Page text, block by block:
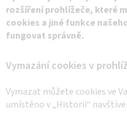
rozšíření prohlížeče, které
cookies a jiné funkce
fungovat správně.
Vymazání cookies v
Vymazat můžete cookies ve
umístěno v „Historii“